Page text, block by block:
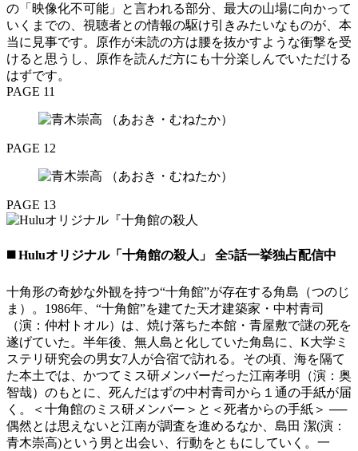
の「映像化不可能」と言われる部分、最大の山場に向かって
いくまでの、視聴者との情報の駆け引きみたいなものが、本
当に見事です。原作が未読の方は腰を抜かすような衝撃を受
けると思うし、原作を読んだ方にも十分楽しんでいただける
はずです。
PAGE 11
PAGE 12
PAGE 13
◼️ Huluオリジナル「十角館の殺人」 全5話一挙独占配信中
十角形の奇妙な外観を持つ“十角館”が存在する角島（つのじ
ま）。1986年、“十角館”を建てた天才建築家・中村青司
（演：仲村トオル）は、焼け落ちた本館・青屋敷で謎の死を
遂げていた。半年後、無人島と化していた角島に、K大学ミ
ステリ研究会の男女7人が合宿で訪れる。その頃、海を隔て
た本土では、かつてミス研メンバーだった江南孝明（演：奥
智哉）のもとに、死んだはずの中村青司から１通の手紙が届
く。＜十角館のミス研メンバー＞と＜死者からの手紙＞ ──
偶然とは思えないと江南が調査を進めるなか、島田 潔(演：
青木崇高)という男と出会い、行動をともにしていく。一